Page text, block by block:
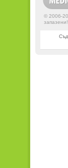
© 2006-
запазени!